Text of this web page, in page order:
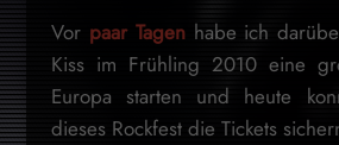
Vor paar Tagenhabe ich
Kiss im Frühling 2010 eine
Europa starten und heute
dieses Rockfest die Tickets